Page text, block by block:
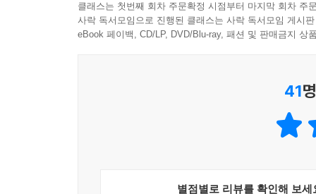
클래스는 첫번째 회차 주문확정 시점부터 마지막 회차 주
사락 독서모임으로 진행된 클래스는 사락 독서모임 게시
eBook 페이백, CD/LP, DVD/Blu-ray, 패션 및 판매금지 상
41
별점별로 리뷰를 확인해 보세